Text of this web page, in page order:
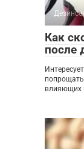
Как
после
влияющих